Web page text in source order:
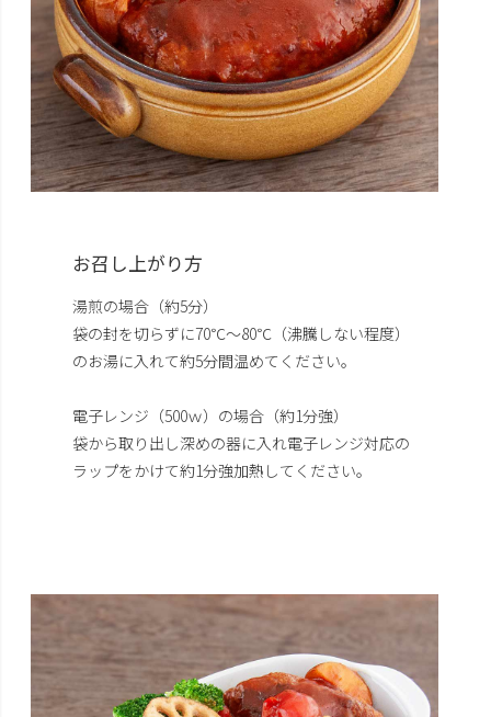
お召し上がり方
湯煎の場合（約5分）
袋の封を切らずに70℃～80℃（沸騰しない程度）
のお湯に入れて約5分間温めてください。
電子レンジ（500ｗ）の場合（約1分強）
袋から取り出し深めの器に入れ電子レンジ対応の
ラップをかけて約1分強加熱してください。